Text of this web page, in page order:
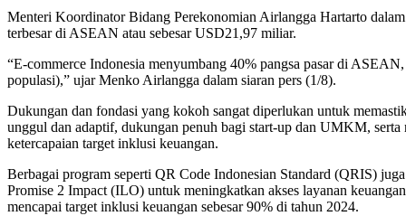
Menteri Koordinator Bidang Perekonomian Airlangga Hartarto
terbesar di ASEAN atau sebesar USD21,97 miliar.
“E-commerce Indonesia menyumbang 40% pangsa pasar di
populasi),” ujar Menko Airlangga dalam siaran pers (1/8).
Dukungan dan fondasi yang kokoh sangat diperlukan untuk
unggul dan adaptif, dukungan penuh bagi start-up dan UMKM,
ketercapaian target inklusi keuangan.
Berbagai program seperti QR Code Indonesian Standard (QRIS)
Promise 2 Impact (ILO) untuk meningkatkan akses layanan
mencapai target inklusi keuangan sebesar 90% di tahun 2024.